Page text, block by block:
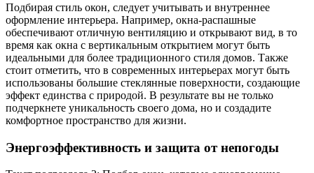
Подбирая стиль окон, следует учитывать и внутреннее
оформление интерьера. Например, окна-распашные
обеспечивают отличную вентиляцию и открывают вид, в то
время как окна с вертикальным открытием могут быть
идеальными для более традиционного стиля домов. Также
стоит отметить, что в современных интерьерах могут быть
использованы большие стеклянные поверхности, создающие
эффект единства с природой. В результате вы не только
подчеркнете уникальность своего дома, но и создадите
комфортное пространство для жизни.
Энергоэффективность и защита от непогоды